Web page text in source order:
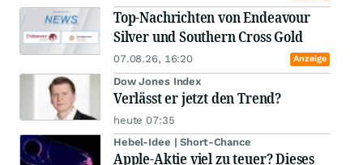
Top-Nachrichten von Endeavour
Silver und Southern Cross Gold
07.08.26, 16:20 Anzeige
Dow Jones Index
Verlässt er jetzt den Trend?
heute 07:35
Hebel-Idee | Short-Chance
Apple-Aktie viel zu teuer? Dieses